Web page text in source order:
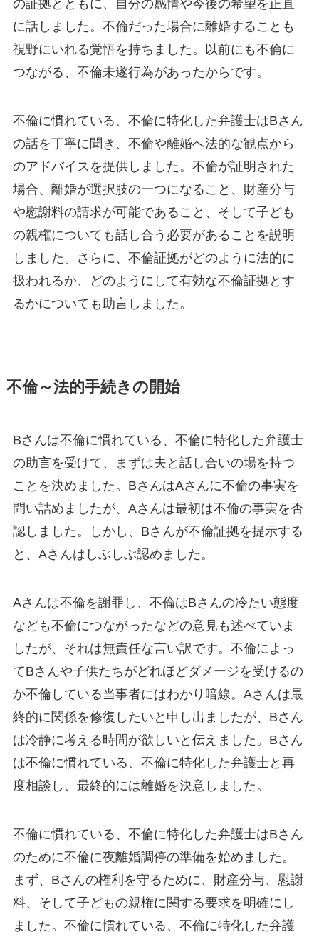
の証拠とともに、自分の感情や今後の希望を正直
に話しました。不倫だった場合に離婚することも
視野にいれる覚悟を持ちました。以前にも不倫に
つながる、不倫未遂行為があったからです。
不倫に慣れている、不倫に特化した弁護士はBさん
の話を丁寧に聞き、不倫や離婚へ法的な観点から
のアドバイスを提供しました。不倫が証明された
場合、離婚が選択肢の一つになること、財産分与
や慰謝料の請求が可能であること、そして子ども
の親権についても話し合う必要があることを説明
しました。さらに、不倫証拠がどのように法的に
扱われるか、どのようにして有効な不倫証拠とす
るかについても助言しました。
不倫～法的手続きの開始
Bさんは不倫に慣れている、不倫に特化した弁護士
の助言を受けて、まずは夫と話し合いの場を持つ
ことを決めました。BさんはAさんに不倫の事実を
問い詰めましたが、Aさんは最初は不倫の事実を否
認しました。しかし、Bさんが不倫証拠を提示する
と、Aさんはしぶしぶ認めました。
Aさんは不倫を謝罪し、不倫はBさんの冷たい態度
なども不倫につながったなどの意見も述べていま
したが、それは無責任な言い訳です。不倫によっ
てBさんや子供たちがどれほどダメージを受けるの
か不倫している当事者にはわかり暗線。Aさんは最
終的に関係を修復したいと申し出ましたが、Bさん
は冷静に考える時間が欲しいと伝えました。Bさん
は不倫に慣れている、不倫に特化した弁護士と再
度相談し、最終的には離婚を決意しました。
不倫に慣れている、不倫に特化した弁護士はBさん
のために不倫に夜離婚調停の準備を始めました。
まず、Bさんの権利を守るために、財産分与、慰謝
料、そして子どもの親権に関する要求を明確にし
ました。不倫に慣れている、不倫に特化した弁護